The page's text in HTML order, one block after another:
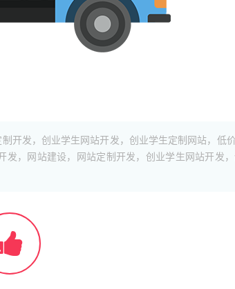
开发，创业学生网站开发，创业学生定制网站，低
，网站建设，网站定制开发，创业学生网站开发